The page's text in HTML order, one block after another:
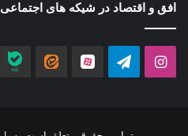
افق و اقتصاد در شیکه های اجتماعی
اینستاگرامتلگرام آپارات ایتا